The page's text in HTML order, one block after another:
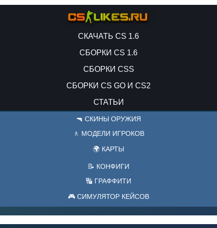
СКАЧАТЬ CS 1.6
СБОРКИ CS 1.6
СБОРКИ CSS
СБОРКИ CS GO И CS2
СТАТЬИ
🔫 СКИНЫ ОРУЖИЯ
🚶 МОДЕЛИ ИГРОКОВ
🌍 КАРТЫ
📝 КОНФИГИ
🔣 ГРАФФИТИ
🎮 СИМУЛЯТОР КЕЙСОВ